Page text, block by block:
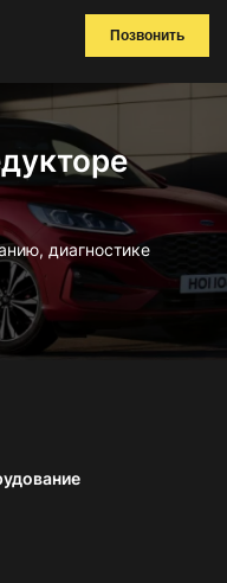
Позвонить
диагностике